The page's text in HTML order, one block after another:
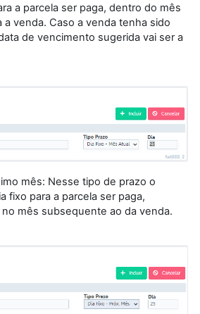
a parcela ser paga, dentro do mês
venda. Caso a venda tenha sido
de vencimento sugerida vai ser a
mês: Nesse tipo de prazo o
fixo para a parcela ser paga,
mês subsequente ao da venda.